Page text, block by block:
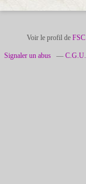
Voir le profil de FSC
Signaler un abus C.G.U.